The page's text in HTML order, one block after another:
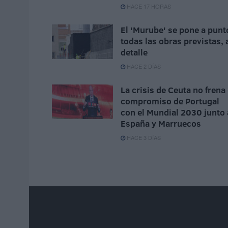
HACE 17 HORAS
El 'Murube' se pone a
todas las obras previstas,
detalle
HACE 2 DÍAS
La crisis de Ceuta no frena
compromiso de Portugal
con el Mundial 2030 junto
España y Marruecos
HACE 3 DÍAS